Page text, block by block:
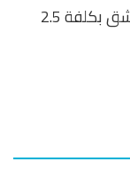
منح رخصة تشييد لمجمع سياحي بريف دمشق بكلفة 2.5